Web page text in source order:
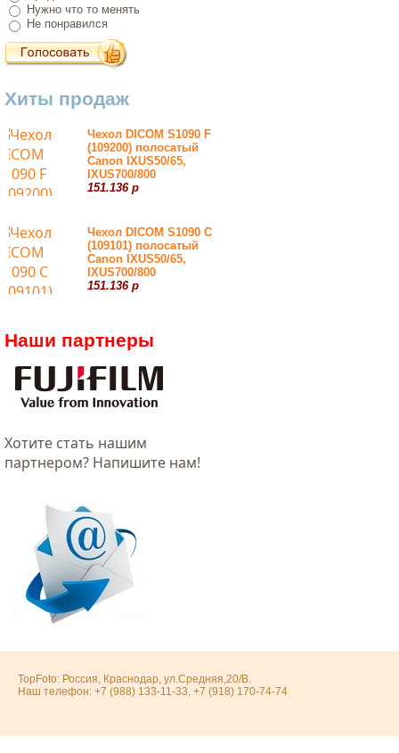
Нужно что то менять
Не понравился
Хиты продаж
Чехол DICOM S1090 F
(109200) полосатый
Canon IXUS50/65,
IXUS700/800
151.136 р
Чехол DICOM S1090 С
(109101) полосатый
Canon IXUS50/65,
IXUS700/800
151.136 р
Наши партнеры
Хотитe стать нашим
партнером? Напишите нам!
TopFoto: Россия, Краснодар, ул.Средняя,20/В.
Наш телефон: +7 (988) 133-11-33, +7 (918) 170-74-74